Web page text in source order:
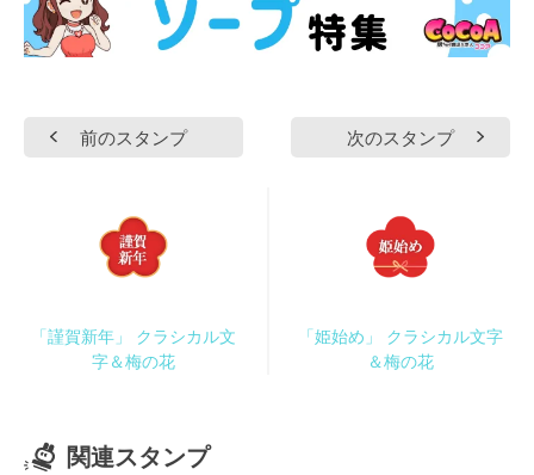
前のスタンプ
「謹賀新年」 クラシカル文
字＆梅の花
次のスタンプ
「姫始め」 クラシカル文字
＆梅の花
関連スタンプ